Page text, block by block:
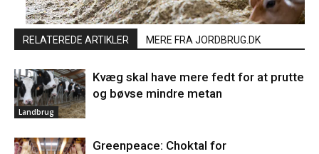
RELATEREDE ARTIKLER MERE FRA JORDBRUG.DK
Landbrug
Kvæg skal have mere fedt for at prutte
og bøvse mindre metan
Greenpeace: Choktal for